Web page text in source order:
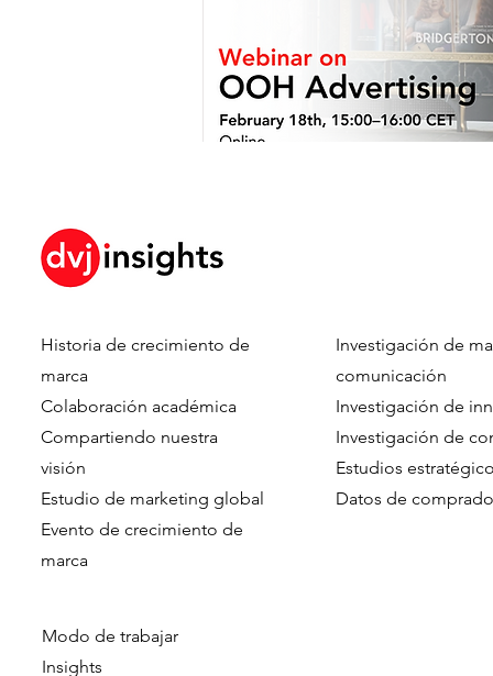
Historia de crecimiento de
marca
Colaboración académica
Compartiendo nuestra
visión
Estudio de marketing global
Evento de crecimiento de
marca​​
Modo de trabajar
Insights
Investigación de
comunicación
Investigación de
Investigación de
Estudios
Datos de